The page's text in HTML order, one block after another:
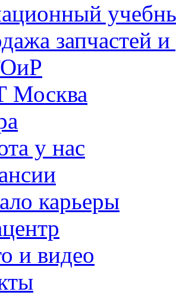
запчастей
Москва
у нас
карьеры
и видео